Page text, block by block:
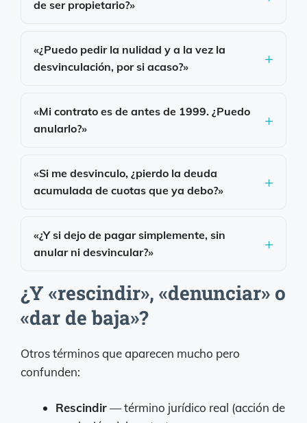
de ser propietario?»
«¿Puedo pedir la nulidad y a la vez la
desvinculación, por si acaso?»
«Mi contrato es de antes de 1999. ¿Puedo
anularlo?»
«Si me desvinculo, ¿pierdo la deuda
acumulada de cuotas que ya debo?»
«¿Y si dejo de pagar simplemente, sin
anular ni desvincular?»
¿Y «rescindir», «denunciar» o
«dar de baja»?
Otros términos que aparecen mucho pero
confunden:
Rescindir— término jurídico real (acción de